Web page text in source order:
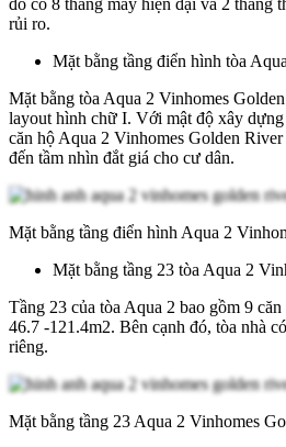
đó có 8 thang máy hiện đại và 2 thang
rủi ro.
Mặt bằng tầng điển hình tòa
Mặt bằng tòa Aqua 2 Vinhomes
layout hình chữ I. Với mật độ xây dựng
căn hộ Aqua 2 Vinhomes Golden
đến tầm nhìn đắt giá cho cư dân.
Mặt bằng tầng điển hình Aqua 2
Mặt bằng tầng 23 tòa Aqua 2
Tầng 23 của tòa Aqua 2 bao gồm 9
46.7 -121.4m2. Bên cạnh đó, tòa nhà
riêng.
Mặt bằng tầng 23 Aqua 2 Vinhomes